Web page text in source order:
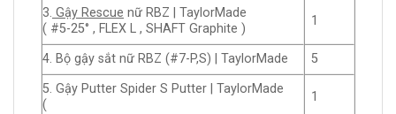
3. Gậy Rescue nữ RBZ | TaylorMade
( #5-25° , FLEX L , SHAFT Graphite )
1
4. Bộ gậy sắt nữ RBZ (#7-P,S) | TaylorMade
5
5. Gậy Putter Spider S Putter | TaylorMade
(
1